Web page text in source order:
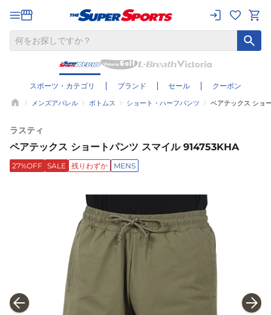
スポーツ・カテゴリ ブランド セール クーポン
メンズアパレル ボトムス ショート・ハーフパンツ ペアテックス ショ
ラスティ
ペアテックス ショートパンツ スマイル 914753KHA
27%OFF SALE 残りわずか MENS